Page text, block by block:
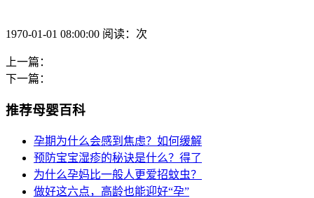
1970-01-01 08:00:00 阅读：次
上一篇：
下一篇：
推荐母婴百科
孕期为什么会感到焦虑？如何缓解
预防宝宝湿疹的秘诀是什么？得了
为什么孕妈比一般人更爱招蚊虫？
做好这六点，高龄也能迎好“孕”